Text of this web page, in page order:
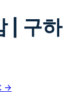
| 구하
→